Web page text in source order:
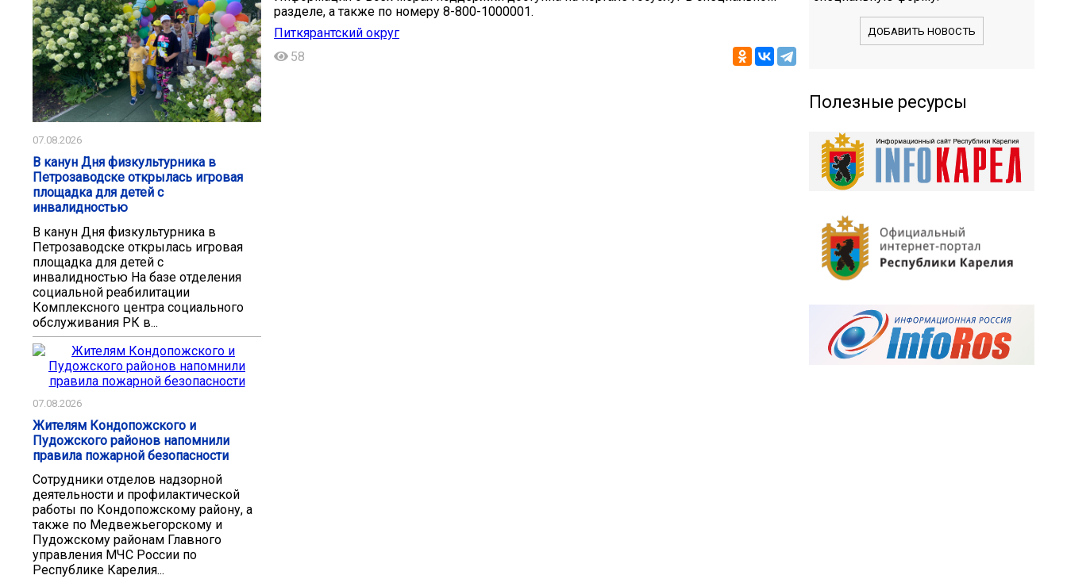
07.08.2026
В канун Дня физкультурника в
Петрозаводске открылась игровая
площадка для детей с
инвалидностью
В канун Дня физкультурника в
Петрозаводске открылась игровая
площадка для детей с
инвалидностью На базе отделения
социальной реабилитации
Комплексного центра социального
обслуживания РК в...
07.08.2026
Жителям Кондопожского и
Пудожского районов напомнили
правила пожарной безопасности
Сотрудники отделов надзорной
деятельности и профилактической
работы по Кондопожскому району, а
также по Медвежьегорскому и
Пудожскому районам Главного
управления МЧС России по
Республике Карелия...
разделе, а также по номеру 8-800-1000001.
Питкярантский округ
58
ДОБАВИТЬ НОВОСТЬ
Полезные ресурсы